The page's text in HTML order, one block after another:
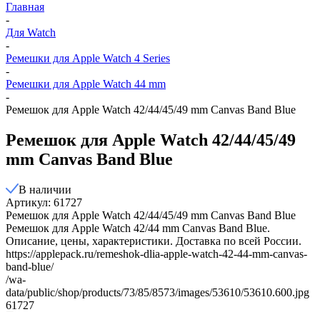
Главная
-
Для Watch
-
Ремешки для Apple Watch 4 Series
-
Ремешки для Apple Watch 44 mm
-
Ремешок для Apple Watch 42/44/45/49 mm Canvas Band Blue
Ремешок для Apple Watch 42/44/45/49
mm Canvas Band Blue
В наличии
Артикул: 61727
Ремешок для Apple Watch 42/44/45/49 mm Canvas Band Blue
Ремешок для Apple Watch 42/44 mm Canvas Band Blue.
Описание, цены, характеристики. Доставка по всей России.
https://applepack.ru/remeshok-dlia-apple-watch-42-44-mm-canvas-
band-blue/
/wa-
data/public/shop/products/73/85/8573/images/53610/53610.600.jpg
61727